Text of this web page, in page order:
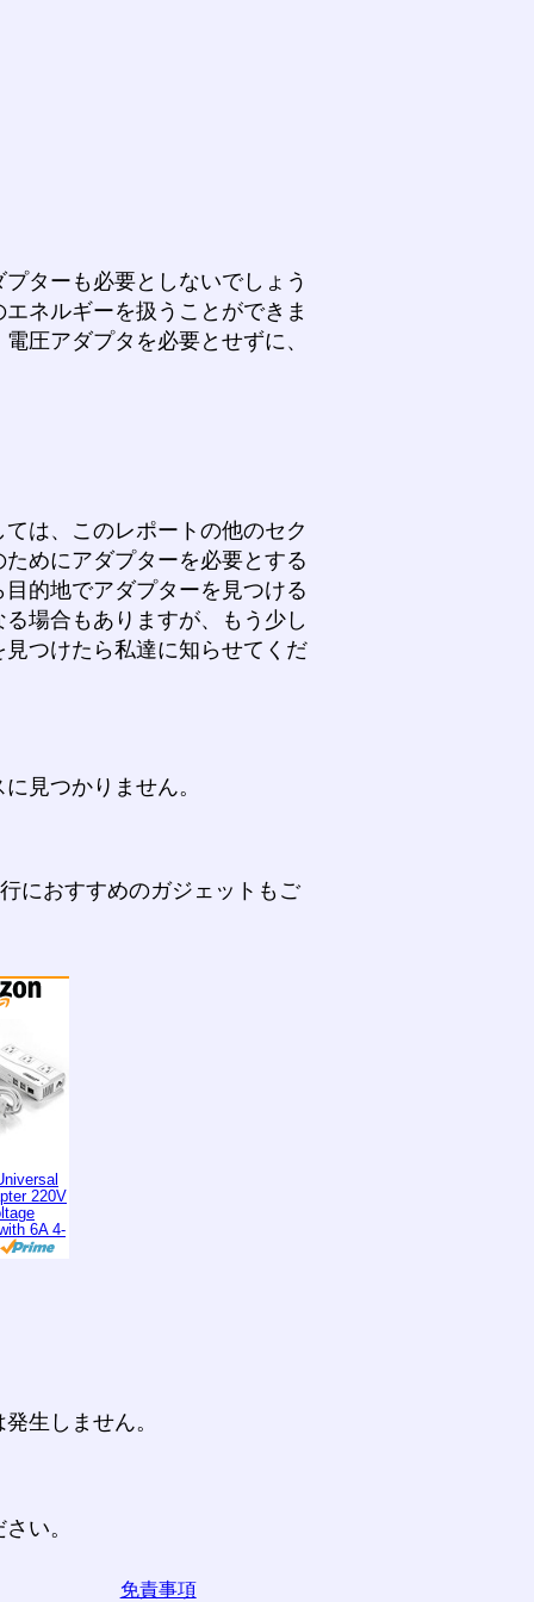
ターも必要としないでしょう
ネルギーを扱うことができま
圧アダプタを必要とせずに、
は、このレポートの他のセク
めにアダプターを必要とする
的地でアダプターを見つける
場合もありますが、もう少し
つけたら私達に知らせてくだ
見つかりません。
におすすめのガジェットもご
220V
6A 4-
生しません。
い。
免責事項